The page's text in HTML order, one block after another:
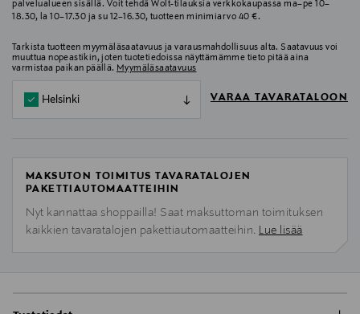
palvelualueen sisällä. Voit tehdä Wolt-tilauksia verkkokaupassa ma–pe 10–
18.30, la 10–17.30 ja su 12–16.30, tuotteen minimiarvo 40 €.
Tarkista tuotteen myymäläsaatavuus ja varausmahdollisuus alta. Saatavuus voi
muuttua nopeastikin, joten tuotetiedoissa näyttämämme tieto pitää aina
varmistaa paikan päällä. Myymäläsaatavuus
Helsinki VARAA TAVARATALOON
MAKSUTON TOIMITUS TAVARATALOJEN
PAKETTIAUTOMAATTEIHIN
Nyt kannattaa shoppailla! Saat maksuttoman toimituksen
kaikkien tavaratalojen pakettiautomaatteihin. Lue lisää